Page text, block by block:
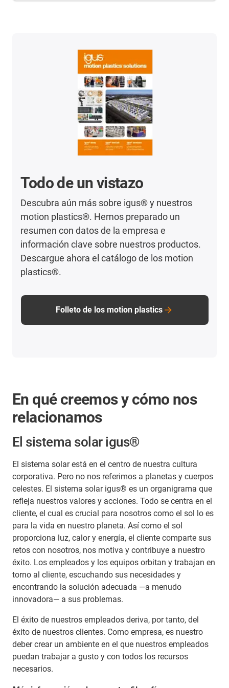
Todo de un vistazo
Descubra aún más sobre igus® y nuestros
motion plastics®. Hemos preparado un
resumen con datos de la empresa e
información clave sobre nuestros productos.
Descargue ahora el catálogo de los motion
plastics®.
Folleto de los motion plastics
En qué creemos y cómo nos
relacionamos
El sistema solar igus®
El sistema solar está en el centro de nuestra cultura
corporativa. Pero no nos referimos a planetas y cuerpos
celestes. El sistema solar igus® es un organigrama que
refleja nuestros valores y acciones. Todo se centra en el
cliente, el cual es crucial para nosotros como el sol lo es
para la vida en nuestro planeta. Así como el sol
proporciona luz, calor y energía, el cliente comparte sus
retos con nosotros, nos motiva y contribuye a nuestro
éxito. Los empleados y los equipos orbitan y trabajan en
torno al cliente, escuchando sus necesidades y
encontrando la solución adecuada —a menudo
innovadora— a sus problemas.
El éxito de nuestros empleados deriva, por tanto, del
éxito de nuestros clientes. Como empresa, es nuestro
deber crear un ambiente en el que nuestros empleados
puedan trabajar a gusto y con todos los recursos
necesarios.